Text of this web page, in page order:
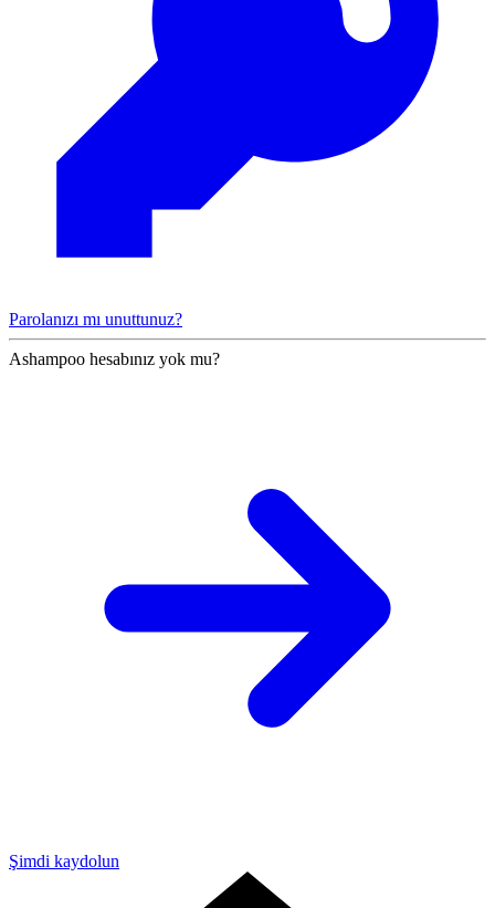
Parolanızı mı unuttunuz?
Ashampoo hesabınız yok mu?
Şimdi kaydolun